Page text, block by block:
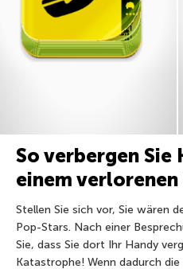
So verbergen Sie
einem
Stellen Sie sich vor, Sie wären
Pop-Stars. Nach einer
Sie, dass Sie dort Ihr Handy
Katastrophe! Wenn dadurch